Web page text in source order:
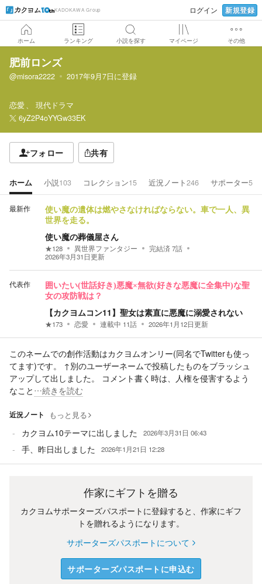
KADOKAWA Group ログイン 新規登録
ホーム ランキング 小説を探す マイページ その他
肥前ロンズ
@misora2222 2017年9月7日に登録
恋愛
現代ドラマ
6yZ2P4oYYGw33EK
フォロー 共有
ホーム 小説103 コレクション15 近況ノート246 サポーター5
最新作
使い魔の遺体は燃やさなければならない。車で一人、異
世界を走る。
使い魔の葬儀屋さん
★128 異世界ファンタジー 完結済7話
2026年3月31日更新
代表作
囲いたい(世話好き)悪魔×無欲(好きな悪魔に全集中)な聖
女の攻防戦は？
【カクヨムコン11】聖女は素直に悪魔に溺愛されない
★173 恋愛 連載中 11話 2026年1月12日更新
このネームでの創作活動はカクヨムオンリー(同名でTwitterも使っ
てます)です。 ↑別のユーザーネームで投稿したものをブラッシュ
アップして出しました。 コメント書く時は、人権を侵害するよう
なこと …続きを読む
近況ノート もっと見る
カクヨム10テーマに出しました 2026年3月31日 06:43
手、昨日出しました 2026年1月21日 12:28
作家にギフトを贈る
カクヨムサポーターズパスポートに登録すると、作家にギフ
トを贈れるようになります。
サポーターズパスポートについて
サポーターズパスポートに申込む